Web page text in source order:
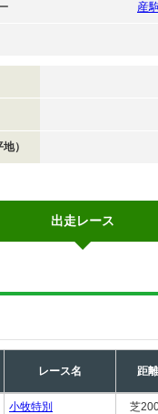
産
）
出走レース
レース名 距離
小牧特別 芝